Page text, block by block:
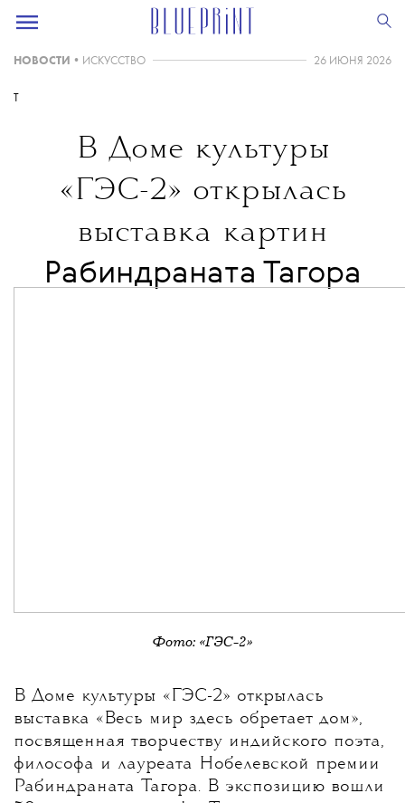
НОВОСТИ • ИСКУССТВО 26 ИЮНЯ 2026
T
В Доме культуры
«ГЭС-2» открылась
выставка картин
Рабиндраната Тагора
Фото: «ГЭС-2»
В Доме культуры «ГЭС-2» открылась
выставка «Весь мир здесь обретает дом»,
посвященная творчеству индийского поэта,
философа и лауреата Нобелевской премии
Рабиндраната Тагора. В экспозицию вошли